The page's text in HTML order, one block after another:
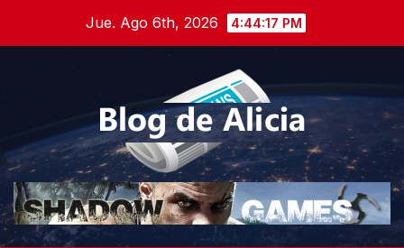
Jue. Ago 6th, 2026 4:44:18 PM